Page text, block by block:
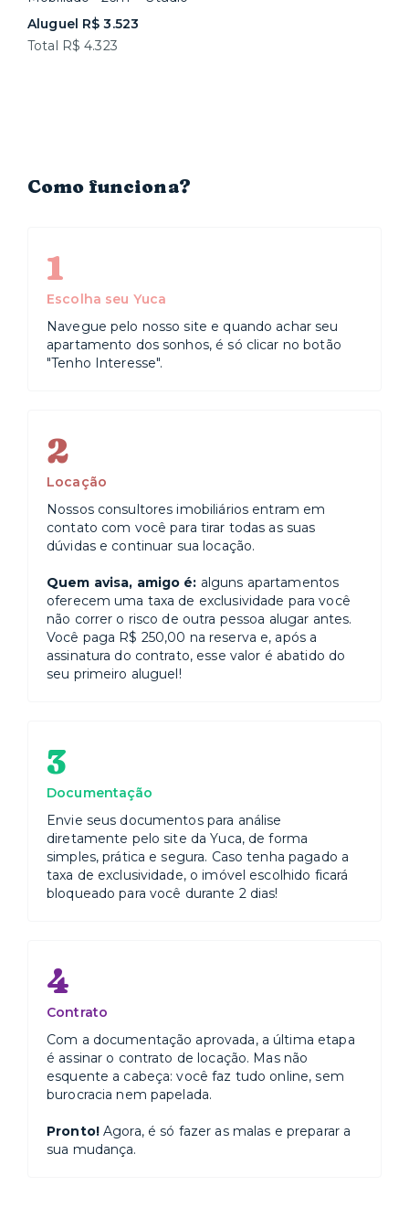
Aluguel R$ 3.523
Total R$ 4.323
Como funciona?
1
Escolha seu Yuca
Navegue pelo nosso site e quando achar seu
apartamento dos sonhos, é só clicar no botão
"Tenho Interesse".
2
Locação
Nossos consultores imobiliários entram em
contato com você para tirar todas as suas
dúvidas e continuar sua locação.
Quem avisa, amigo é: alguns apartamentos
oferecem uma taxa de exclusividade para você
não correr o risco de outra pessoa alugar antes.
Você paga R$ 250,00 na reserva e, após a
assinatura do contrato, esse valor é abatido do
seu primeiro aluguel!
3
Documentação
Envie seus documentos para análise
diretamente pelo site da Yuca, de forma
simples, prática e segura. Caso tenha pagado a
taxa de exclusividade, o imóvel escolhido ficará
bloqueado para você durante 2 dias!
4
Contrato
Com a documentação aprovada, a última etapa
é assinar o contrato de locação. Mas não
esquente a cabeça: você faz tudo online, sem
burocracia nem papelada.
Pronto!Agora, é só fazer as malas e preparar a
sua mudança.